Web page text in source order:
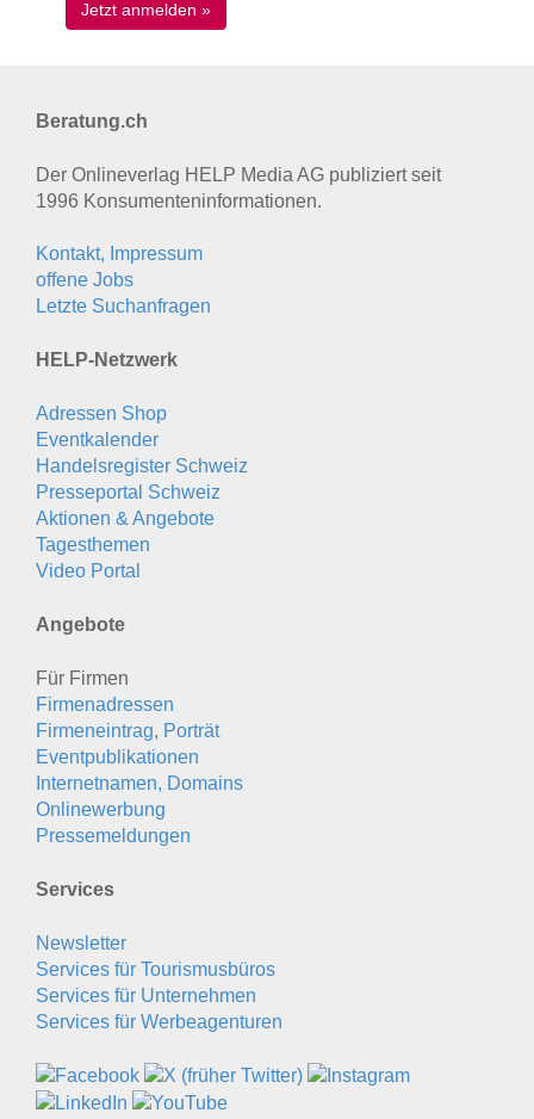
Beratung.ch
Der Onlineverlag HELP Media AG publiziert seit
1996 Konsumenten­informationen.
Kontakt, Impressum
offene Jobs
Letzte Suchanfragen
HELP-Netzwerk
Adressen Shop
Eventkalender
Handelsregister Schweiz
Presseportal Schweiz
Aktionen & Angebote
Tagesthemen
Video Portal
Angebote
Für Firmen
Firmenadressen
Firmeneintrag, Porträt
Eventpublikationen
Internetnamen, Domains
Onlinewerbung
Pressemeldungen
Services
Newsletter
Services für Tourismusbüros
Services für Unternehmen
Services für Werbeagenturen